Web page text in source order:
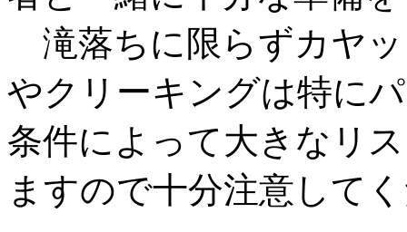
滝落ちに限らずカヤ
やクリーキングは特に
条件によって大きなリ
ますので十分注意して